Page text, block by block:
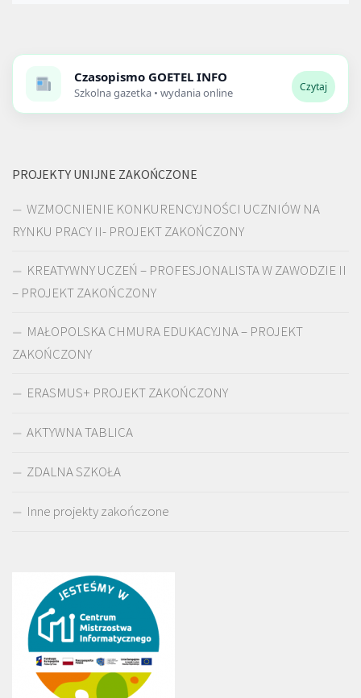
Czasopismo GOETEL INFO
Szkolna gazetka • wydania online Czytaj
PROJEKTY UNIJNE ZAKOŃCZONE
WZMOCNIENIE KONKURENCYJNOŚCI UCZNIÓW NA
RYNKU PRACY II- PROJEKT ZAKOŃCZONY
KREATYWNY UCZEŃ – PROFESJONALISTA W ZAWODZIE II
– PROJEKT ZAKOŃCZONY
MAŁOPOLSKA CHMURA EDUKACYJNA – PROJEKT
ZAKOŃCZONY
ERASMUS+ PROJEKT ZAKOŃCZONY
AKTYWNA TABLICA
ZDALNA SZKOŁA
Inne projekty zakończone